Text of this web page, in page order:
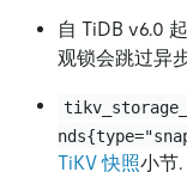
自 TiDB v6.0
观锁会跳过异
TiKV 快照小节.